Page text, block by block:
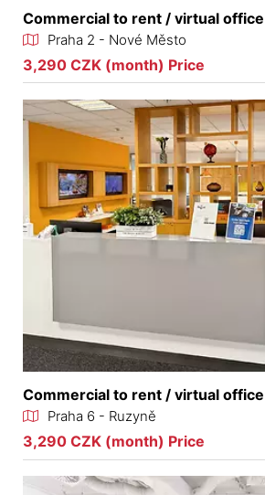
Commercial to rent / virtual
Praha 2 - Nové Město
3,290 CZK (month) Price
Commercial to rent / virtual
Praha 6 - Ruzyně
3,290 CZK (month) Price